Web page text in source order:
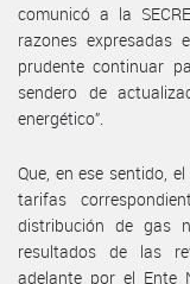
comunicó a la
razones expresadas
prudente continuar
sendero de
energético”.
Que, en ese sentido,
tarifas
distribución de gas
resultados de las
adelante por el Ente